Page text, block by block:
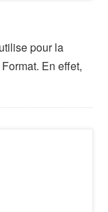
pour la
En effet,